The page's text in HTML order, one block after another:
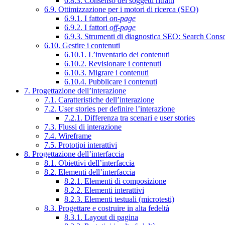
6.9. Ottimizzazione per i motori di ricerca (SEO)
6.9.1. I fattori on-page
6.9.2. I fattori off-page
6.9.3. Strumenti di diagnostica SEO: Search
6.10. Gestire i contenuti
6.10.1. L’inventario dei contenuti
6.10.2. Revisionare i contenuti
6.10.3. Migrare i contenuti
6.10.4. Pubblicare i contenuti
7. Progettazione dell’interazione
7.1. Caratteristiche dell’interazione
7.2. User stories per definire l’interazione
7.2.1. Differenza tra scenari e user stories
7.3. Flussi di interazione
7.4. Wireframe
7.5. Prototipi interattivi
8. Progettazione dell’interfaccia
8.1. Obiettivi dell’interfaccia
8.2. Elementi dell’interfaccia
8.2.1. Elementi di composizione
8.2.2. Elementi interattivi
8.2.3. Elementi testuali (microtesti)
8.3. Progettare e costruire in alta fedeltà
8.3.1. Layout di pagina